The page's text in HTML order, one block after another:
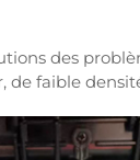
des
de faible
rencontrent
clair, une